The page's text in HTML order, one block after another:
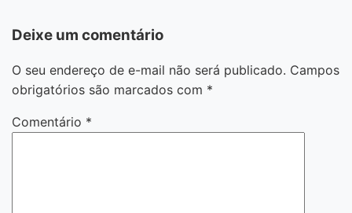
Deixe um comentário
O seu endereço de e-mail não será publicado. Campos
obrigatórios são marcados com *
Comentário *